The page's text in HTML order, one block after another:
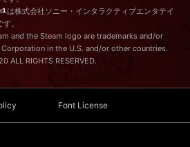
は株式会社ソニー・インタラクティブエンタテイ
。
and the Steam logo are trademarks and/or
in the U.S. and/or other countries.
ALL RIGHTS RESERVED.
Font License